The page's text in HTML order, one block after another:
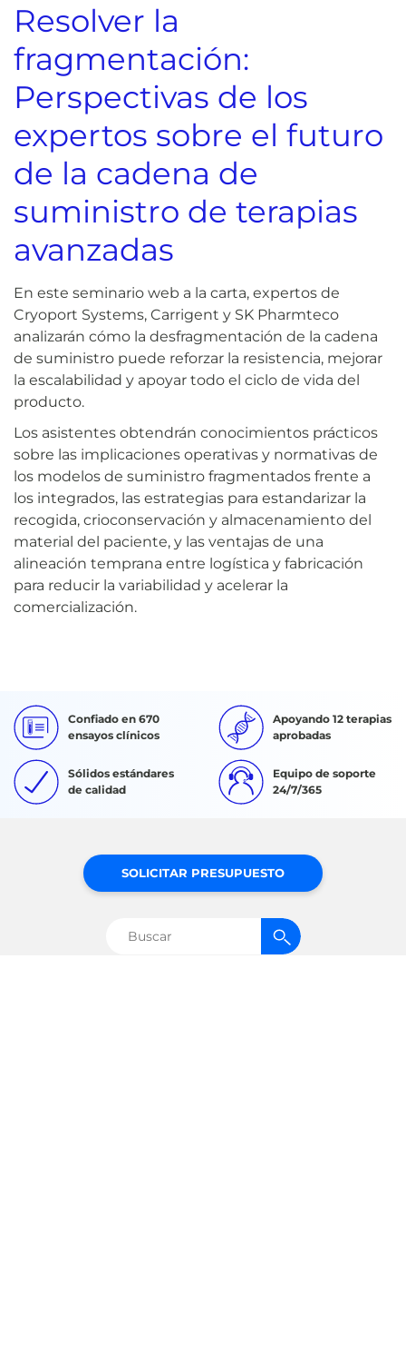
Resolver la
fragmentación:
Perspectivas de los
expertos sobre el futuro
de la cadena de
suministro de terapias
avanzadas
En este seminario web a la carta, expertos de
Cryoport Systems, Carrigent y SK Pharmteco
analizarán cómo la desfragmentación de la cadena
de suministro puede reforzar la resistencia, mejorar
la escalabilidad y apoyar todo el ciclo de vida del
producto.
Los asistentes obtendrán conocimientos prácticos
sobre las implicaciones operativas y normativas de
los modelos de suministro fragmentados frente a
los integrados, las estrategias para estandarizar la
recogida, crioconservación y almacenamiento del
material del paciente, y las ventajas de una
alineación temprana entre logística y fabricación
para reducir la variabilidad y acelerar la
comercialización.
Confiado en 670
ensayos clínicos
Apoyando 12 terapias
aprobadas
Sólidos estándares
de calidad
Equipo de soporte
24/7/365
SOLICITAR PRESUPUESTO
Buscar: